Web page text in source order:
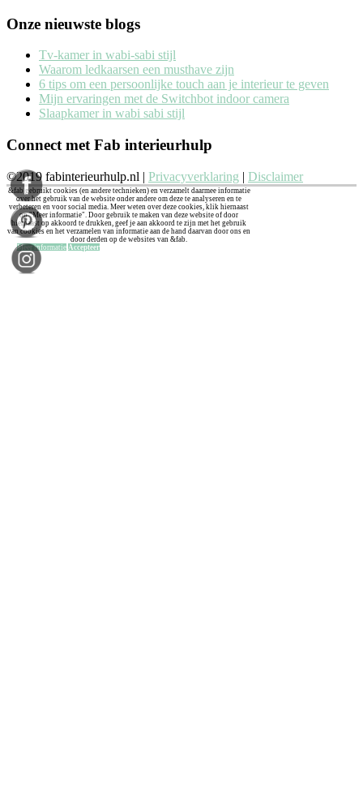
Onze nieuwste blogs
Tv-kamer in wabi-sabi stijl
Waarom ledkaarsen een musthave zijn
6 tips om een persoonlijke touch aan je interieur te geven
Mijn ervaringen met de Switchbot indoor camera
Slaapkamer in wabi sabi stijl
Connect met Fab interieurhulp
©2019 fabinterieurhulp.nl | Privacyverklaring | Disclaimer
&fab gebruikt cookies (en andere technieken) en verzamelt daarmee informatie
over het gebruik van de website onder andere om deze te analyseren en te
verbeteren en voor social media. Meer weten over deze cookies, klik hiernaast
op "Meer informatie". Door gebruik te maken van deze website of door
hiernaast op akkoord te drukken, geef je aan akkoord te zijn met het gebruik
van cookies en het verzamelen van informatie aan de hand daarvan door ons en
door derden op de websites van &fab.
Meer informatie Accepteer